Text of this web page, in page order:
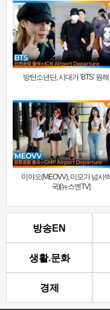
방탄소년단, 시대가 ‘BTS’ 원해
미야오(MEOVV), 미모가 넘사
국)[뉴스엔TV]
방송EN
생활.문화
경제